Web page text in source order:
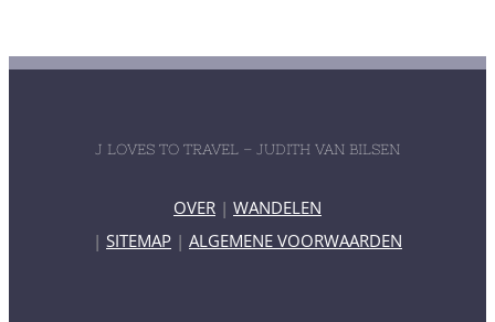
J LOVES TO TRAVEL – JUDITH VAN BILSEN
OVER | WANDELEN
| SITEMAP | ALGEMENE VOORWAARDEN